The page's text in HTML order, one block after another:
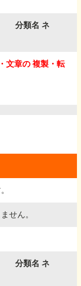
分類名 ネ
文章の 複製・転
せん。
分類名 ネ